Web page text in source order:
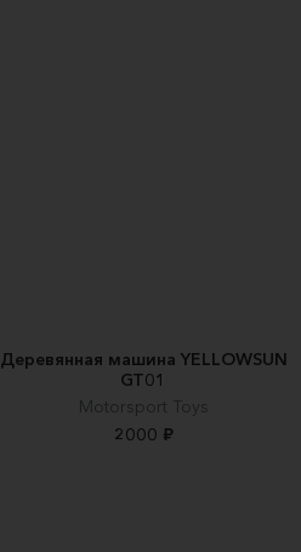
Деревянная машина YELLOWSUN
GT01
Motorsport Toys
2000 ₽